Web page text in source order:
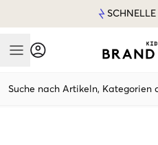
Mobile Menu
Suche nach Artikeln, Kategorien